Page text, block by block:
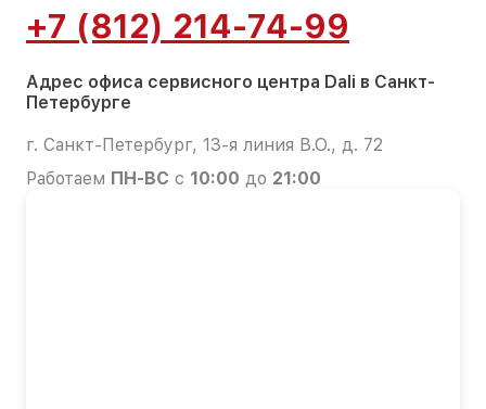
+7 (812) 214-74-99
Адрес офиса сервисного центра Dali в Санкт-
Петербурге
г. Санкт-Петербург, 13-я линия В.О., д. 72
Работаем ПН-ВС с 10:00 до 21:00